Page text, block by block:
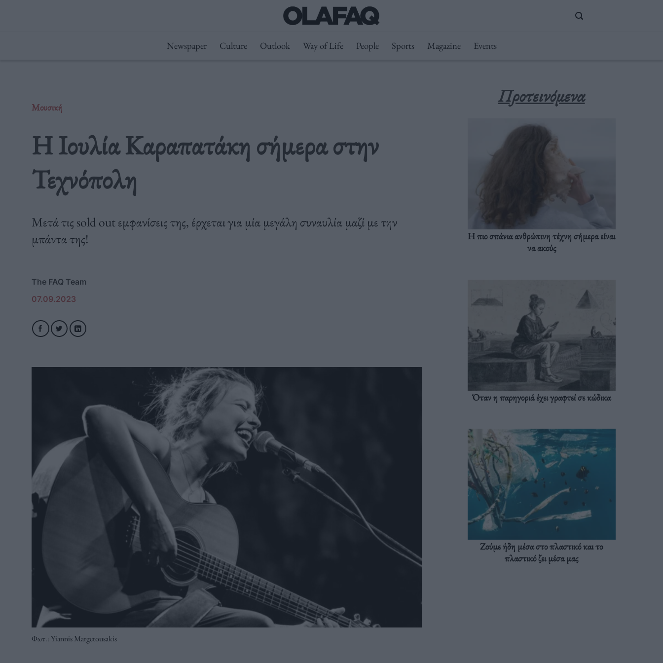
Newspaper Culture Outlook Way of Life People Sports Magazine Events
Μουσική
Η Ιουλία Καραπατάκη σήμερα στην
Τεχνόπολη
Μετά τις sold out εμφανίσεις της, έρχεται για μία μεγάλη συναυλία μαζί με την
μπάντα της!
The FAQ Team
07.09.2023
Φωτ.: Yiannis Margetousakis
Προτεινόμενα
Η πιο σπάνια ανθρώπινη τέχνη σήμερα είναι
να ακούς
Όταν η παρηγοριά έχει γραφτεί σε κώδικα
Ζούμε ήδη μέσα στο πλαστικό και το
πλαστικό ζει μέσα μας